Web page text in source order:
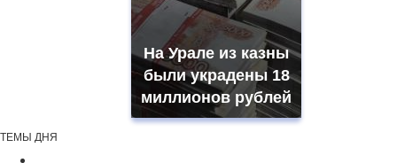
На Урале из казны
были украдены 18
миллионов рублей
ТЕМЫ ДНЯ